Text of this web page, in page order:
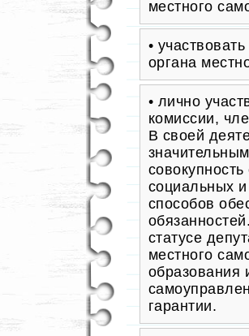
местного
•
органа
• лично
комиссии,
В своей
социальных
способов
статусе
местного
образования
гарантии.